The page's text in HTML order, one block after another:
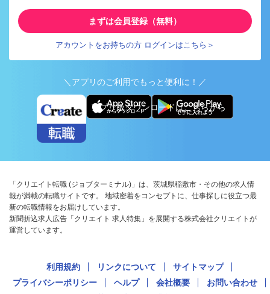
まずは会員登録（無料）
アカウントをお持ちの方 ログインはこちら＞
＼アプリのご利用でもっと便利に！／
アプリ版ダウンロードはこちらから
「クリエイト転職 (ジョブターミナル)」は、茨城県稲敷市・その他の求人情
報が満載の転職サイトです。 地域密着をコンセプトに、仕事探しに役立つ最
新の転職情報をお届けしています。
新聞折込求人広告「クリエイト 求人特集」を展開する株式会社クリエイトが
運営しています。
利用規約 リンクについて
サイトマップ
プライバシーポリシー
ヘルプ 会社概要
お問い合わせ